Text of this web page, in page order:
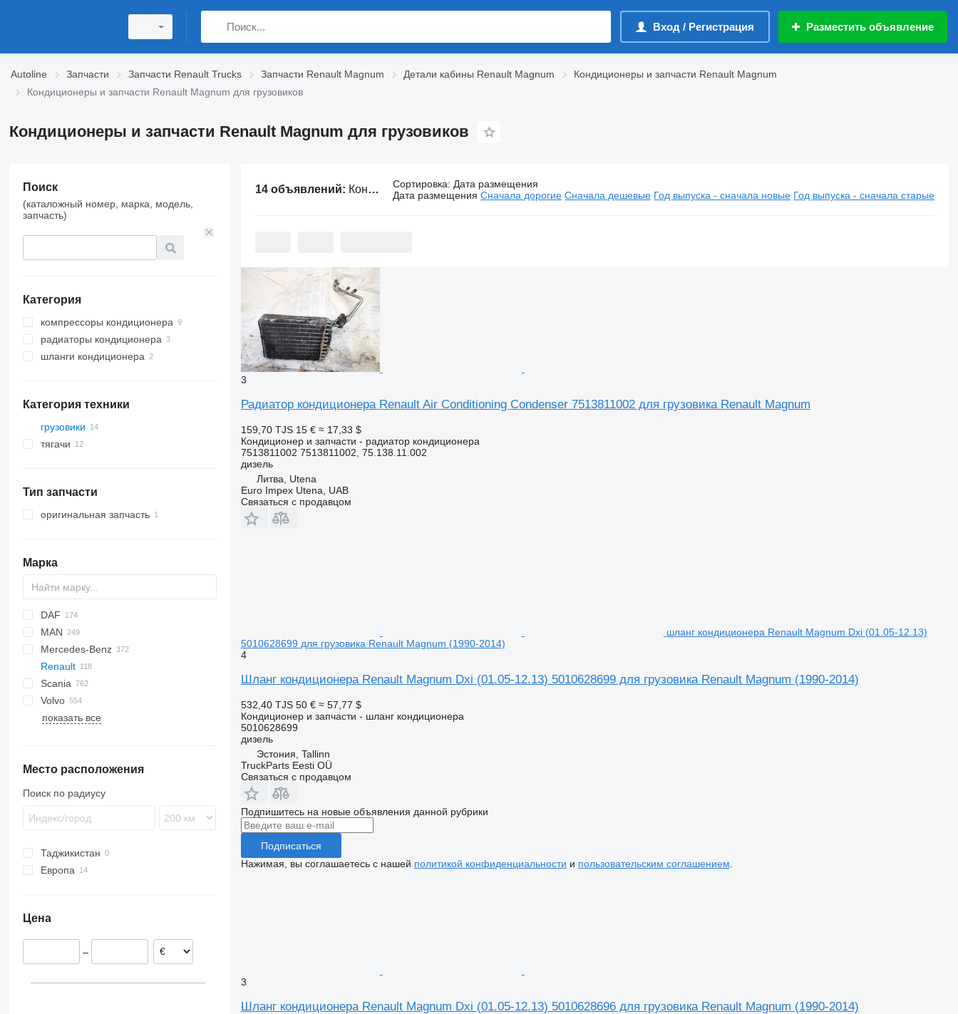
Вход / Регистрация Разместить объявление
Autoline Запчасти Запчасти Renault Trucks Запчасти Renault Magnum Детали кабины Renault Magnum
Кондиционеры и запчасти Renault Magnum
Кондиционеры и запчасти Renault Magnum для грузовиков
Кондиционеры и запчасти Renault Magnum для грузовиков
Поиск
(каталожный номер, марка, модель,
запчасть)
Категория
компрессоры кондиционера
радиаторы кондиционера
шланги кондиционера
Категория техники
грузовики
тягачи
Тип запчасти
оригинальная запчасть
Марка
2-Series
X-Series
C-series
Jumper
DAF
CF
LF
XF
F-MAX
Transit
Daily
EuroCargo
EuroStar
Eurotech
Eurotrakker
S-Way
MAN
A-series
TGA
TGL
TGM
TGS
Mercedes-Benz
A-Class
Actros
Antos
Arocs
MB
Canter
Canter
L-series
Atleon
Cabstar
Vanette
Movano
Renault
Kerax
Magnum
Master
Premium 420
Scania
R-series
S-series
Golf
LT
Volvo
B-series
FL
FMX
SD
показать все
Место расположения
Поиск по радиусу
Таджикистан
Европа
Литва
Цена
–
14 объявлений: Кондиционеры и запчасти Renault Magnum для грузовиков Сортировка: Дата размещения
Дата размещения Сначала дорогие Сначала дешевые Год выпуска - сначала новые Год выпуска - сначала старые
3
Радиатор кондиционера Renault Air Conditioning Condenser 7513811002 для грузовика Renault Magnum
159,70 TJS 15 € ≈ 17,33 $
Кондиционер и запчасти - радиатор кондиционера
7513811002 7513811002, 75.138.11.002
дизель
Литва, Utena
Euro Impex Utena, UAB
Связаться с продавцом
шланг кондиционера Renault Magnum Dxi (01.05-12.13)
5010628699 для грузовика Renault Magnum (1990-2014)
4
Шланг кондиционера Renault Magnum Dxi (01.05-12.13) 5010628699 для грузовика Renault Magnum (1990-2014)
532,40 TJS 50 € ≈ 57,77 $
Кондиционер и запчасти - шланг кондиционера
5010628699
дизель
Эстония, Tallinn
TruckParts Eesti OÜ
Связаться с продавцом
Подпишитесь на новые объявления данной рубрики
Подписаться
Нажимая, вы соглашаетесь с нашей политикой конфиденциальности и пользовательским соглашением
3
Шланг кондиционера Renault Magnum Dxi (01.05-12.13) 5010628696 для грузовика Renault Magnum (1990-2014)